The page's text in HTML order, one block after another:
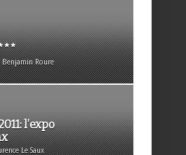
Roure
l’expo
Le Saux